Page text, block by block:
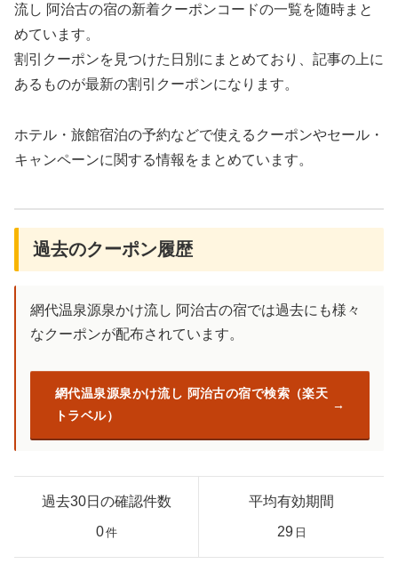
流し 阿治古の宿の新着クーポンコードの一覧を随時まと
めています。
割引クーポンを見つけた日別にまとめており、記事の上に
あるものが最新の割引クーポンになります。
ホテル・旅館宿泊の予約などで使えるクーポンやセール・
キャンペーンに関する情報をまとめています。
過去のクーポン履歴
網代温泉源泉かけ流し 阿治古の宿では過去にも様々
なクーポンが配布されています。
網代温泉源泉かけ流し 阿治古の宿で検索（楽天
トラベル）
過去30日の確認件数
0件
平均有効期間
29 日